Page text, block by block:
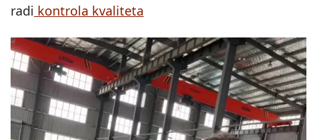
radi kontrola kvaliteta